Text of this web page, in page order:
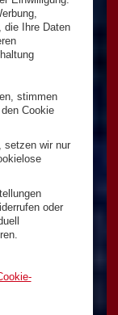
die Ihre Daten
stimmen
Cookie
setzen wir nur
oder